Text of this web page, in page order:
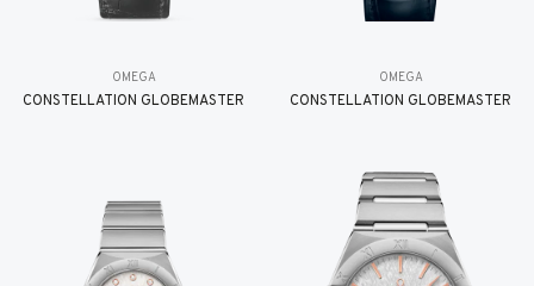
OMEGA
CONSTELLATION GLOBEMASTER
OMEGA
CONSTELLATION GLOBEMASTER